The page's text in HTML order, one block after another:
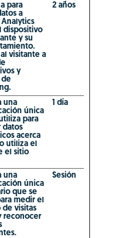
para
a
dispositivo
y su
al visitante a
y
de
2 años
una
única
para
datos
acerca
utiliza el
el sitio
1 día
una
única
que se
medir el
de visitas
reconocer
Sesión